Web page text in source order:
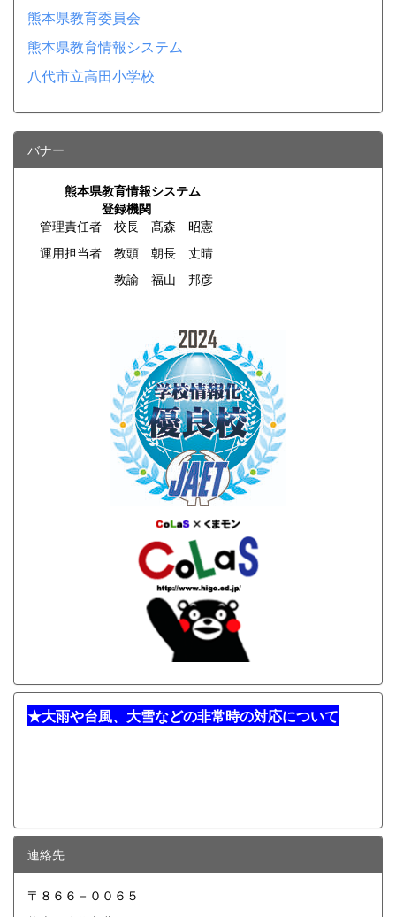
熊本県教育委員会
熊本県教育情報システム
八代市立高田小学校
バナー
熊本県教育情報システム
登録機関
管理責任者 校長 髙森 昭憲
運用担当者 教頭 朝長 丈晴
教諭 福山 邦彦
★大雨や台風、大雪などの非常時の対応について
連絡先
〒８６６－００６５